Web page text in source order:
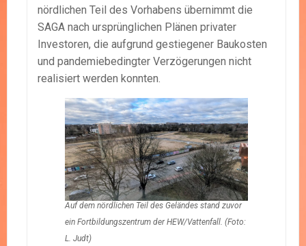
nördlichen Teil des Vorhabens übernimmt die
SAGA nach ursprünglichen Plänen privater
Investoren, die aufgrund gestiegener Baukosten
und pandemiebedingter Verzögerungen nicht
realisiert werden konnten.
Auf dem nördlichen Teil des Geländes stand zuvor
ein Fortbildungszentrum der HEW/Vattenfall. (Foto:
L. Judt)